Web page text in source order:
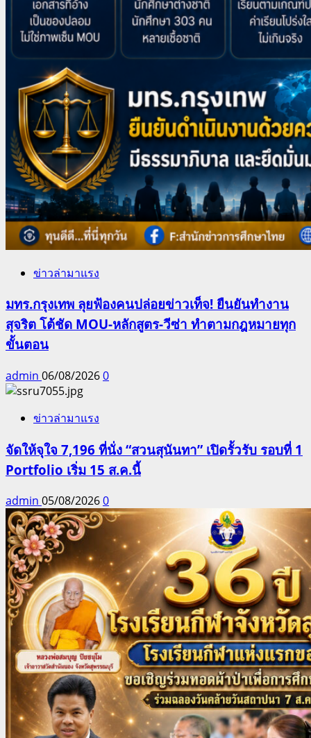
ข่าวล่ามาแรง
มทร.กรุงเทพ ลุยฟ้องคนปล่อยข่าวเท็จ! ยืนยันทำงาน
สุจริต โต้ชัด MOU-หลักสูตร-วีซ่า ทำตามกฎหมายทุก
ขั้นตอน
admin 06/08/20260
ข่าวล่ามาแรง
จัดให้จุใจ 7,196 ที่นั่ง “สวนสุนันทา” เปิดรั้วรับ รอบที่ 1
Portfolio เริ่ม 15 ส.ค.นี้
admin 05/08/20260